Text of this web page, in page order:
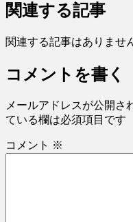
関連する記事
関連する記事はありませ
コメントを書く
メールアドレスが公開さ
ている欄は必須項目です
コメント ※